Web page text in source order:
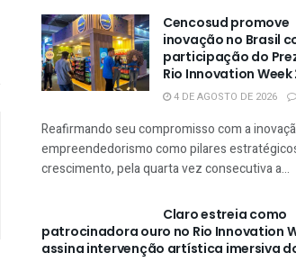
Cencosud promove
inovação no Brasil
participação do
Rio Innovation Week
4 DE AGOSTO DE 2026
Reafirmando seu compromisso com a
empreendedorismo como pilares
crescimento, pela quarta vez consecutiva a...
Claro estreia como
patrocinadora ouro no Rio Innovation
assina intervenção artística imersiva